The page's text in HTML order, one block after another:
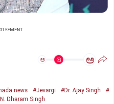
ಅ ಅ
news #Jevargi #Dr. Ajay Singh
#
Dharam Singh